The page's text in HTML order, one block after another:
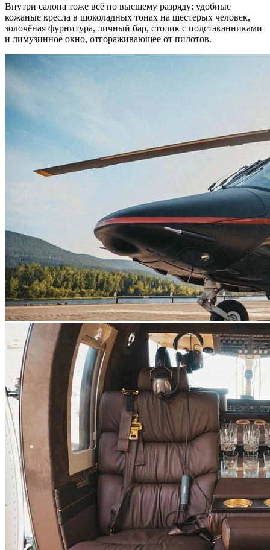
Внутри салона тоже всё по высшему разряду: удобные
кожаные кресла в шоколадных тонах на шестерых человек,
золочёная фурнитура, личный бар, столик с подстаканниками
и лимузинное окно, отгораживающее от пилотов.